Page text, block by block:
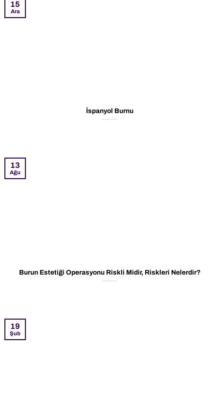
İspanyol Burnu
15
Ara
Burun Estetiği Operasyonu Riskli Midir, Riskleri Nelerdir?
13
Ağu
19
Şub